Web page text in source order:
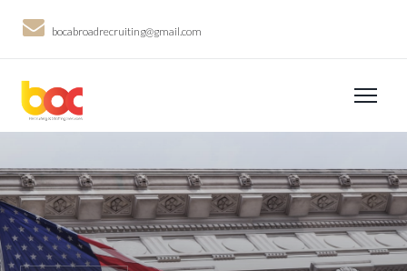
bocabroadrecruiting@gmail.com